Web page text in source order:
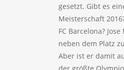
gesetzt. Gibt es
Meisterschaft
FC Barcelona?
neben dem Platz
Aber ist er damit